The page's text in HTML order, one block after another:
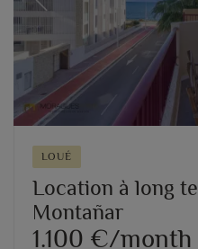
Previous
LOUÉ
Location à long
Montañar
1.100 €/month